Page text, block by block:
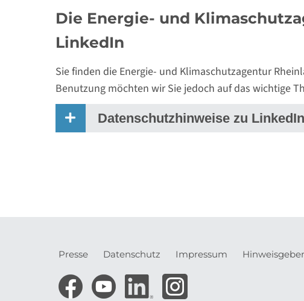
Die Energie- und
LinkedIn
Sie finden die Energie- und Klimaschutzagentur
Benutzung möchten wir Sie jedoch auf das wichtige
Datenschutzhinweise zu LinkedIn
Meta-
Navigation
Presse Datenschutz Impressum